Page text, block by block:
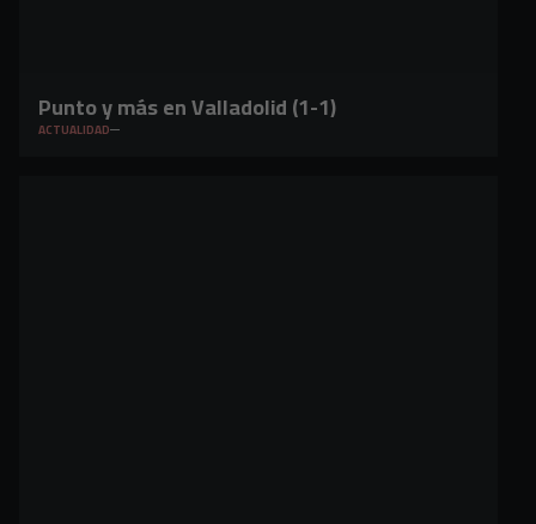
Punto y más en Valladolid (1-1)
ACTUALIDAD